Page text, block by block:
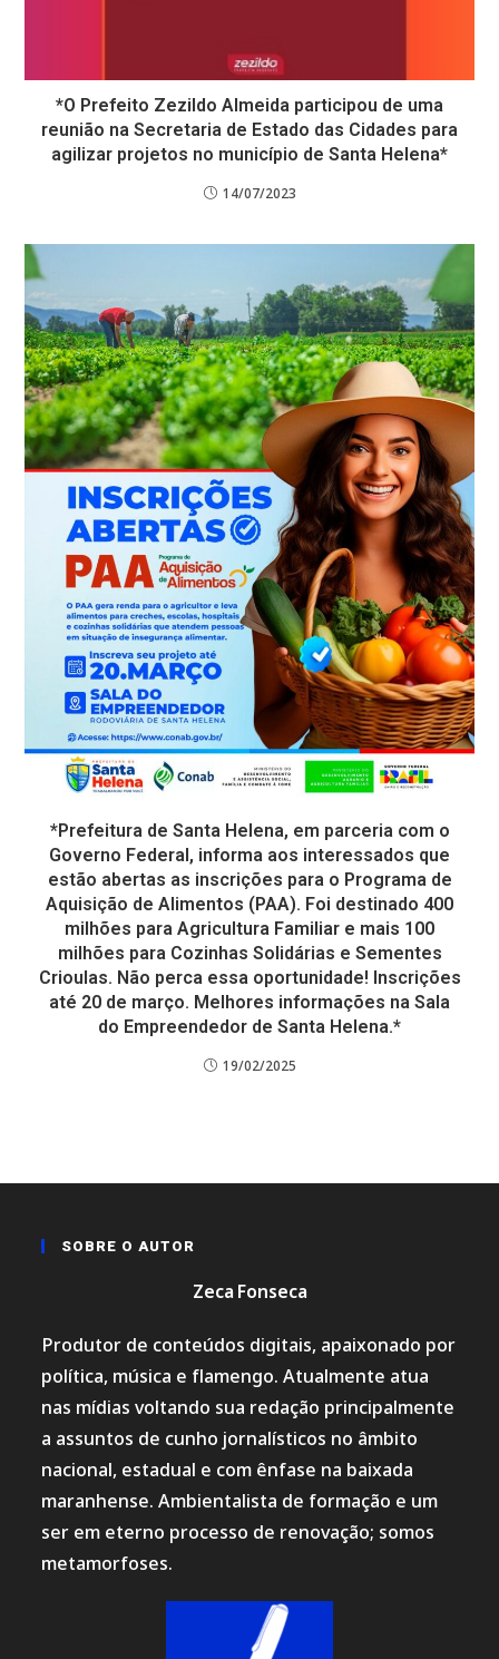
*O Prefeito Zezildo Almeida participou de uma
reunião na Secretaria de Estado das Cidades para
agilizar projetos no município de Santa Helena*
14/07/2023
*Prefeitura de Santa Helena, em parceria com o
Governo Federal, informa aos interessados que
estão abertas as inscrições para o Programa de
Aquisição de Alimentos (PAA). Foi destinado 400
milhões para Agricultura Familiar e mais 100
milhões para Cozinhas Solidárias e Sementes
Crioulas. Não perca essa oportunidade! Inscrições
até 20 de março. Melhores informações na Sala
do Empreendedor de Santa Helena.*
19/02/2025
SOBRE O AUTOR
Zeca Fonseca
Produtor de conteúdos digitais, apaixonado por
política, música e flamengo. Atualmente atua
nas mídias voltando sua redação principalmente
a assuntos de cunho jornalísticos no âmbito
nacional, estadual e com ênfase na baixada
maranhense. Ambientalista de formação e um
ser em eterno processo de renovação; somos
metamorfoses.